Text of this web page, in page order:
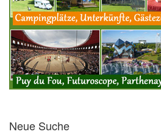
Neue Suche